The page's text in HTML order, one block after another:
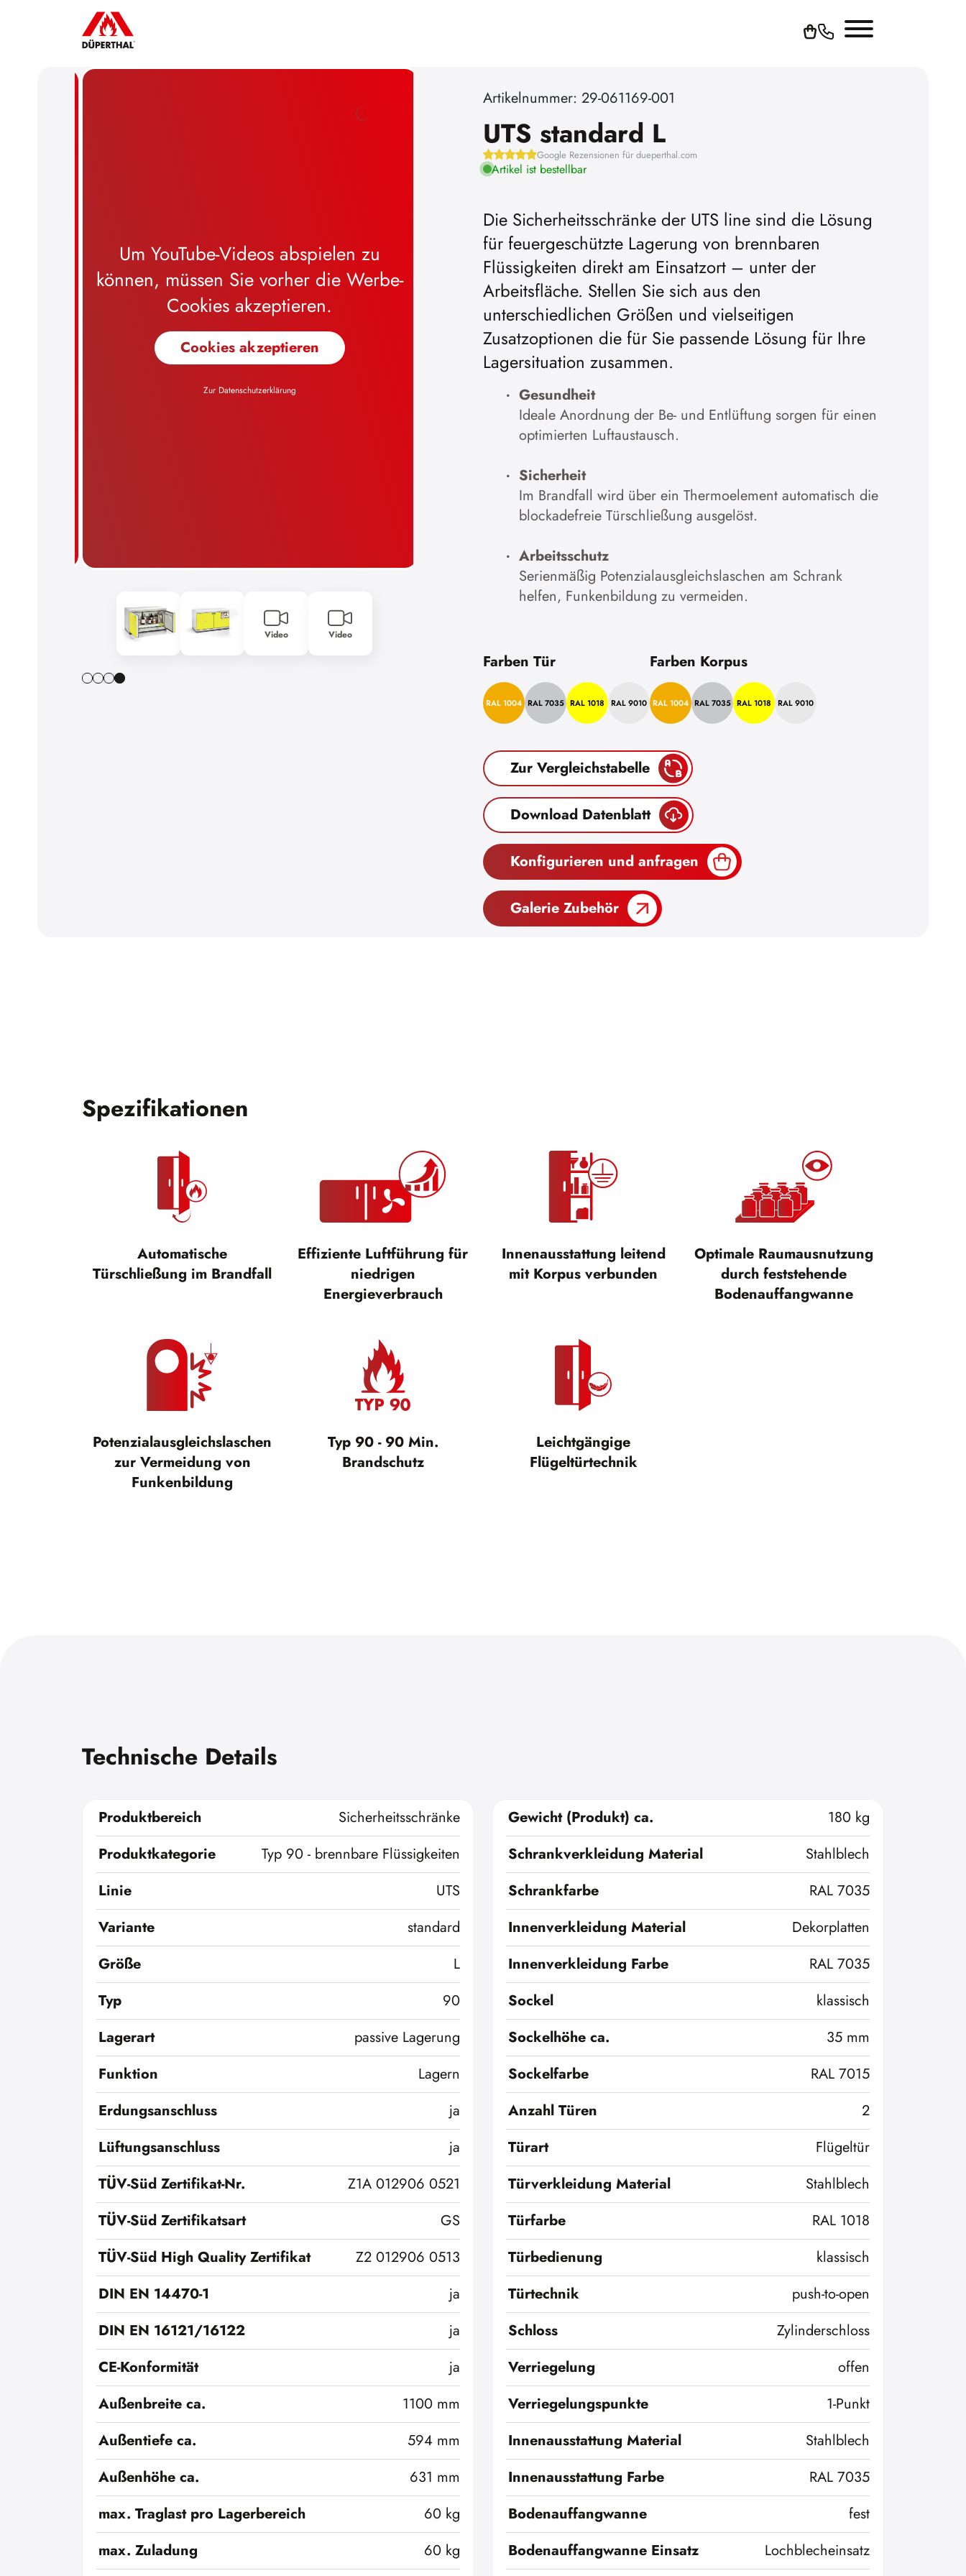
Um YouTube-Videos
können, müssen Sie vorher
Cookies akzeptieren
Video Video
Artikelnummer: 29-061169-001
UTS standard L
Google Rezensionen für dueperthal.com
Artikel ist bestellbar
Die Sicherheitsschränke der UTS line sind die Lösung
für feuergeschützte Lagerung von brennbaren
Flüssigkeiten direkt am Einsatzort – unter der
Arbeitsfläche. Stellen Sie sich aus den
unterschiedlichen Größen und vielseitigen
Zusatzoptionen die für Sie passende Lösung für Ihre
Lagersituation zusammen.
Gesundheit
Ideale Anordnung der Be- und Entlüftung sorgen für einen
optimierten Luftaustausch.
Sicherheit
Im Brandfall wird über ein Thermoelement automatisch die
blockadefreie Türschließung ausgelöst.
Arbeitsschutz
Serienmäßig Potenzialausgleichslaschen am Schrank
helfen, Funkenbildung zu vermeiden.
Farben Tür
RAL 1004 RAL 7035 RAL 1018 RAL 9010
Farben Korpus
RAL 1004 RAL 7035 RAL 1018 RAL 9010
Zur Vergleichstabelle
Download Datenblatt
Konfigurieren und anfragen
Galerie Zubehör
Spezifikationen
Automatische
Türschließung im Brandfall
Effiziente Luftführung für
niedrigen
Energieverbrauch
Innenausstattung leitend
mit Korpus verbunden
Optimale Raumausnutzung
durch feststehende
Bodenauffangwanne
Potenzialausgleichslaschen
zur Vermeidung von
Funkenbildung
Typ 90 - 90 Min.
Brandschutz
Leichtgängige
Flügeltürtechnik
Technische Details
Produktbereich
Sicherheitsschränke
Produktkategorie
Typ 90 - brennbare Flüssigkeiten
Linie
UTS
Variante
standard
Größe
L
Typ
90
Lagerart
passive Lagerung
Funktion
Lagern
Erdungsanschluss
ja
Lüftungsanschluss
ja
TÜV-Süd Zertifikat-Nr.
Z1A 012906 0521
TÜV-Süd Zertifikatsart
GS
TÜV-Süd High Quality Zertifikat
Z2 012906 0513
DIN EN 14470-1
ja
DIN EN 16121/16122
ja
CE-Konformität
ja
Außenbreite ca.
1100 mm
Außentiefe ca.
594 mm
Außenhöhe ca.
631 mm
max. Traglast pro Lagerbereich
60 kg
max. Zuladung
60 kg
Gewicht (Produkt) ca.
180 kg
Schrankverkleidung Material
Stahlblech
Schrankfarbe
RAL 7035
Innenverkleidung Material
Dekorplatten
Innenverkleidung Farbe
RAL 7035
Sockel
klassisch
Sockelhöhe ca.
35 mm
Sockelfarbe
RAL 7015
Anzahl Türen
2
Türart
Flügeltür
Türverkleidung Material
Stahlblech
Türfarbe
RAL 1018
Türbedienung
klassisch
Türtechnik
push-to-open
Schloss
Zylinderschloss
Verriegelung
offen
Verriegelungspunkte
1-Punkt
Innenausstattung Material
Stahlblech
Innenausstattung Farbe
RAL 7035
Bodenauffangwanne
fest
Bodenauffangwanne Einsatz
Lochblecheinsatz